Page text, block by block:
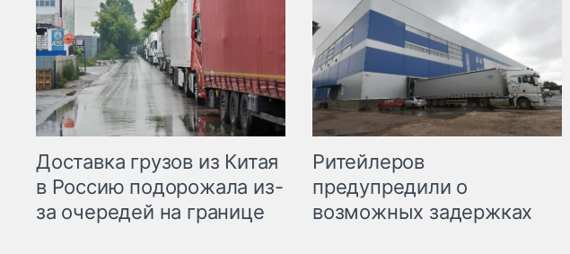
Доставка грузов из Китая
в Россию подорожала из-
за очередей на границе
Ритейлеров
предупредили о
возможных задержках